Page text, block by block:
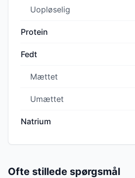
Uopløselig
Protein
Fedt
Mættet
Umættet
Natrium
Ofte stillede spørgsmål